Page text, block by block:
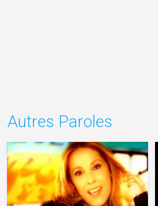
Autres Paroles